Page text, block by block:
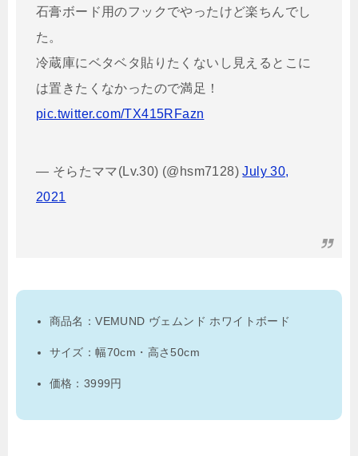
石膏ボード用のフックでやったけど楽ちんでし
た。
冷蔵庫にベタベタ貼りたくないし見えるとこに
は置きたくなかったので満足！
pic.twitter.com/TX415RFazn
— そらたママ(Lv.30) (@hsm7128)July 30,
2021
商品名：VEMUND ヴェムンド ホワイトボード
サイズ：幅70cm・高さ50cm
価格：3999円